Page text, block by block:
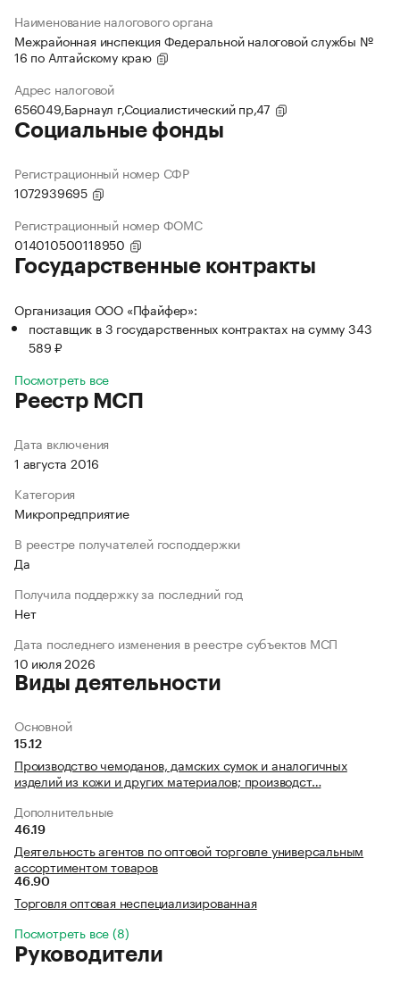
Наименование налогового органа
Межрайонная инспекция Федеральной налоговой службы №
16 по Алтайскому краю
Адрес налоговой
656049,Барнаул г,Социалистический пр,47
Социальные фонды
Регистрационный номер СФР
1072939695
Регистрационный номер ФОМС
014010500118950
Государственные контракты
Организация ООО «Пфайфер»:
поставщик в 3 государственных контрактах на сумму 343
589 ₽
Посмотреть все
Реестр МСП
Дата включения
1 августа 2016
Категория
Микропредприятие
В реестре получателей господдержки
Да
Получила поддержку за последний год
Нет
Дата последнего изменения в реестре субъектов МСП
10 июля 2026
Виды деятельности
Основной
15.12
Производство чемоданов, дамских сумок и аналогичных
изделий из кожи и других материалов; производст…
Дополнительные
46.19
Деятельность агентов по оптовой торговле универсальным
ассортиментом товаров
46.90
Торговля оптовая неспециализированная
Посмотреть все (8)
Руководители